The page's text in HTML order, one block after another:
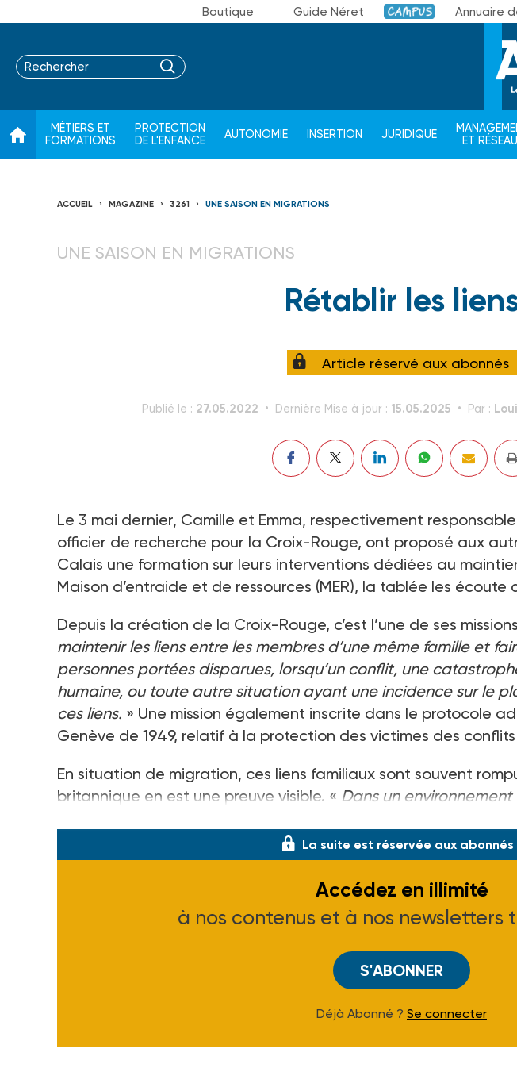
Boutique Guide Néret Campus Annuaire
MÉTIERS ET
FORMATIONS
PROTECTION
DE L'ENFANCE
AUTONOMIE INSERTION JURIDIQUE
ET
ACCUEIL MAGAZINE 3261 UNE SAISON EN MIGRATIONS
UNE SAISON EN MIGRATIONS
Rétablir les
Article réservé aux abonnés
Publié le : 27.05.2022 Dernière Mise à jour : 15.05.2025 Par :
Le 3 mai dernier, Camille et Emma, respectivement
officier de recherche pour la Croix-Rouge, ont proposé aux
Calais une formation sur leurs interventions dédiées au
Maison d’entraide et de ressources (MER), la tablée les
Depuis la création de la Croix-Rouge, c’est l’une de ses
maintenir les liens entre les membres d’une même famille et
personnes portées disparues, lorsqu’un conflit, une
humaine, ou toute autre situation ayant une incidence sur le
ces liens. » Une mission également inscrite dans le protocole
Genève de 1949, relatif à la protection des victimes des
En situation de migration, ces liens familiaux sont souvent
britannique en est une preuve visible. « Dans un
La suite est réservée aux abonnés
Accédez en illimité
à nos contenus et à nos newsletters
S'ABONNER
Déjà Abonné ? Se connecter